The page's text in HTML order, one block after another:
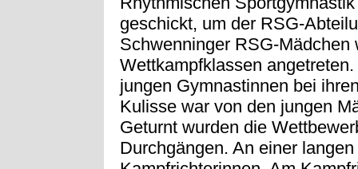
geschickt, um der RSG-
Schwenninger RSG-Mädchen
Wettkampfklassen
jungen Gymnastinnen bei
Kulisse war von den jungen
Geturnt wurden die
Durchgängen. An einer